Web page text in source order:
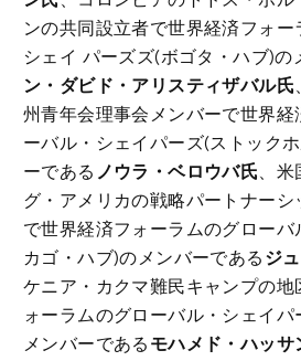
ンの共同設立者で世界経済フォー
シェイ パーズズ(ボゴタ・ハブ)の
ン・ダビド・アリスティザバル氏
州青年会理事会メンバーで世界経
ーバル・シェイパーズ(ストック
ーである ノウラ・ベロウバ氏、米
グ・アメリカの戦略パートナーシ
で世界経済フォーラムのグロー
カゴ・ハブ)のメンバーである ジ
ケニア・カクマ難民キャンプの地
ォーラムのグローバル・シェイ
メンバーである モハメド・ハッサ